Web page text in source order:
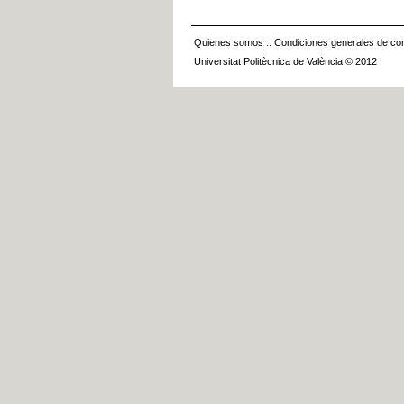
Quienes somos :: Condiciones generales de
Universitat Politècnica de València © 2012